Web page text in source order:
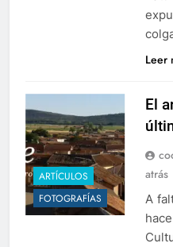
Leer
ARTÍCULOS
FOTOGRAFÍAS
El
atrás
A